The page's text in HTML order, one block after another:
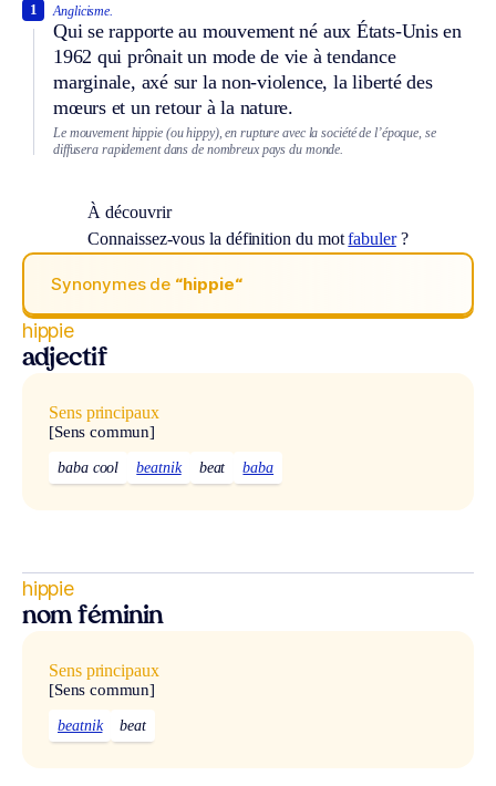
Anglicisme.
Qui se rapporte au mouvement né aux États-Unis en
1962 qui prônait un mode de vie à tendance
marginale, axé sur la non-violence, la liberté des
mœurs et un retour à la nature.
1
Le mouvement hippie (ou hippy), en rupture avec la société de l’époque, se
diffusera rapidement dans de nombreux pays du monde.
À découvrir
Connaissez-vous la définition du motfabuler?
Synonymes de “hippie“
hippie
adjectif
Sens principaux
[Sens commun]
baba cool beatnik beat baba
hippie
nom féminin
Sens principaux
[Sens commun]
beatnik beat